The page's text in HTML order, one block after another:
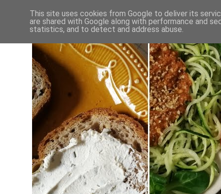
This site uses cookies from Google to deliver its
are shared with Google along with performance and
statistics, and to detect and address abuse.